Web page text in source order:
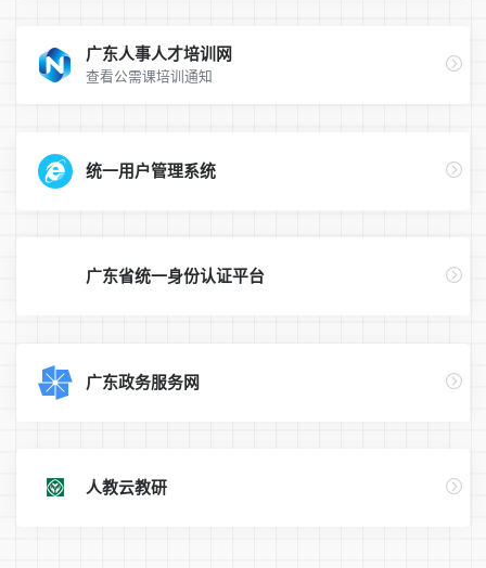
广东人事人才培训网
查看公需课培训通知
统一用户管理系统
广东省统一身份认证平台
广东政务服务网
人教云教研